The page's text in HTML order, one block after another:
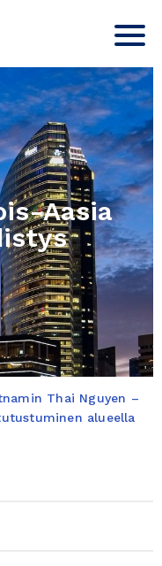
Aasia
Thai Nguyen –
alueella